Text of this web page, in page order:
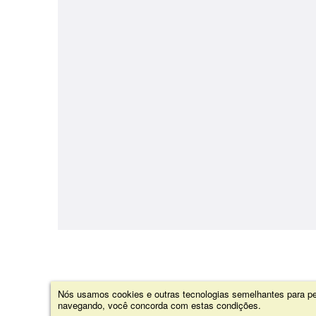
Nós usamos cookies e outras tecnologias semelhantes para
navegando, você concorda com estas condições.